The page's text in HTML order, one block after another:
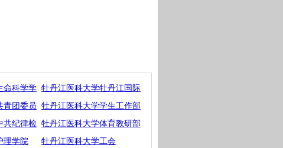
命科学学 牡丹江医科大学牡丹江国际
青团委员 牡丹江医科大学学生工作部
共纪律检 牡丹江医科大学体育教研部
理学院 牡丹江医科大学工会